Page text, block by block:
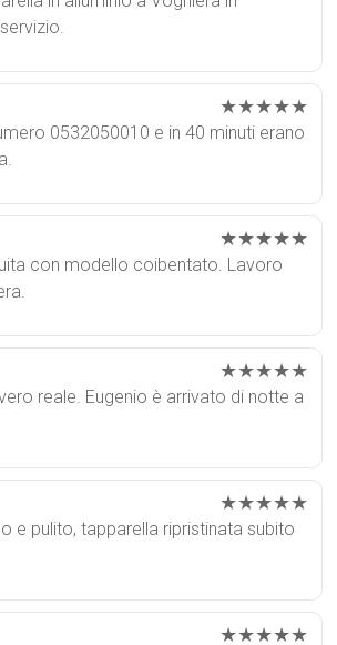
★★★★★
0532050010 e in 40 minuti erano
★★★★★
con modello coibentato. Lavoro
★★★★★
reale. Eugenio è arrivato di notte a
★★★★★
e pulito, tapparella ripristinata subito
★★★★★